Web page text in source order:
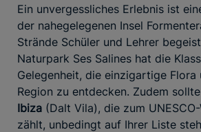
Ein unvergessliches Erlebnis ist
der nahegelegenen Insel
Strände Schüler und Lehrer
Naturpark Ses Salines hat die
Gelegenheit, die einzigartige Flora
Region zu entdecken. Zudem
Ibiza (Dalt Vila), die zum
zählt, unbedingt auf Ihrer Liste